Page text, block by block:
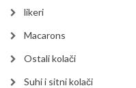
likeri
Macarons
Ostali kolači
Suhi i sitni kolači